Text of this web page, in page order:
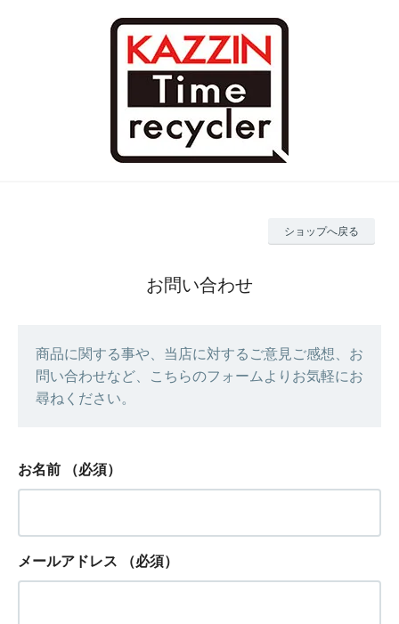
ショップへ戻る
お問い合わせ
商品に関する事や、当店に対するご意見ご感想、お
問い合わせなど、こちらのフォームよりお気軽にお
尋ねください。
お名前 （必須）
メールアドレス （必須）